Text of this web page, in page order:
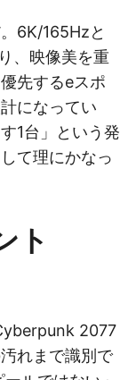
6K/165Hzと
、映像美を重
先するeスポ
になってい
1台」という発
て理にかなっ
ト
2077
れまで識別で